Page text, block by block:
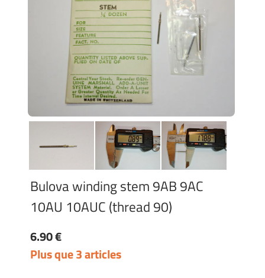
Bulova winding stem 9AB 9AC
10AU 10AUC (thread 90)
6.90 €
Plus que 3 articles